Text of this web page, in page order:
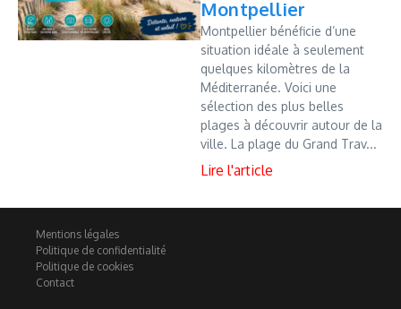
Montpellier
Montpellier bénéficie d’une
situation idéale à seulement
quelques kilomètres de la
Méditerranée. Voici une
sélection des plus belles
plages à découvrir autour de la
ville. La plage du Grand Trav...
Mentions légales
Politique de confidentialité
Politique de cookies
Contact